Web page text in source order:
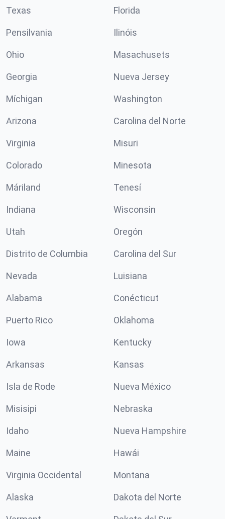
Texas Florida
Pensilvania Ilinóis
Ohio Masachusets
Georgia Nueva Jersey
Míchigan Washington
Arizona Carolina del Norte
Virginia Misuri
Colorado Minesota
Máriland Tenesí
Indiana Wisconsin
Utah Oregón
Distrito de Columbia Carolina del Sur
Nevada Luisiana
Alabama Conécticut
Puerto Rico Oklahoma
Iowa Kentucky
Arkansas Kansas
Isla de Rode Nueva México
Misisipi Nebraska
Idaho Nueva Hampshire
Maine Hawái
Virginia Occidental Montana
Alaska Dakota del Norte